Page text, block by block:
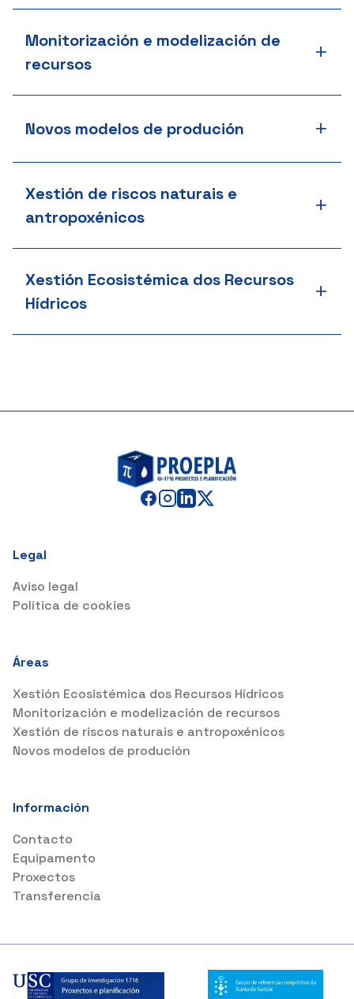
Monitorización e modelización de
recursos
+
Novos modelos de produción +
Xestión de riscos naturais e
antropoxénicos
+
Xestión Ecosistémica dos Recursos
Hídricos
+
Legal
Aviso legal
Política de cookies
Áreas
Xestión Ecosistémica dos Recursos Hídricos
Monitorización e modelización de recursos
Xestión de riscos naturais e antropoxénicos
Novos modelos de produción
Información
Contacto
Equipamento
Proxectos
Transferencia